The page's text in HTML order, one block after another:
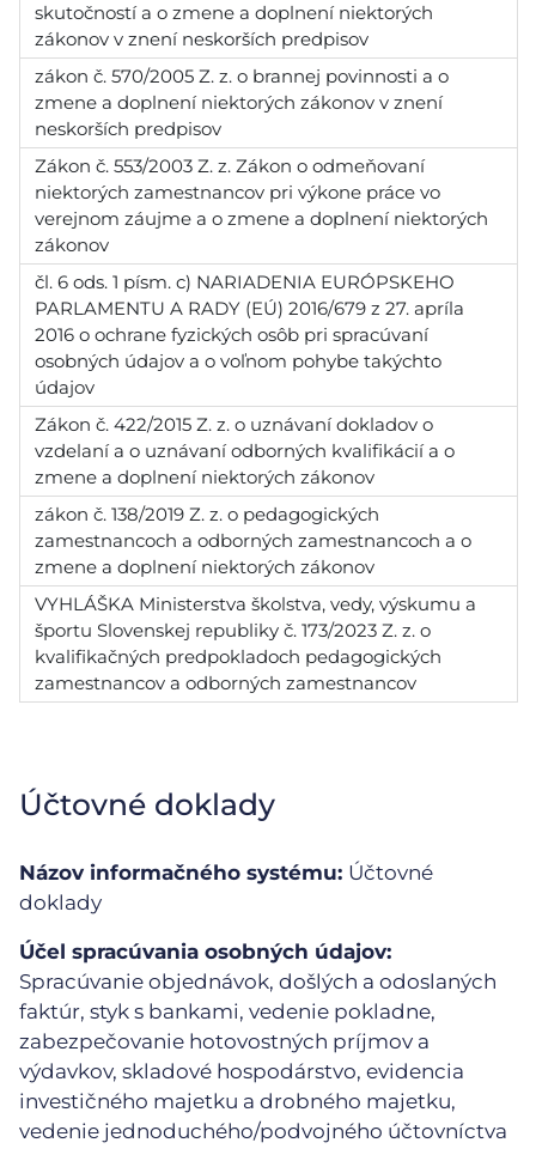
skutočností a o zmene a doplnení niektorých
zákonov v znení neskorších predpisov
zákon č. 570/2005 Z. z. o brannej povinnosti a o
zmene a doplnení niektorých zákonov v znení
neskorších predpisov
Zákon č. 553/2003 Z. z. Zákon o odmeňovaní
niektorých zamestnancov pri výkone práce vo
verejnom záujme a o zmene a doplnení niektorých
zákonov
čl. 6 ods. 1 písm. c) NARIADENIA EURÓPSKEHO
PARLAMENTU A RADY (EÚ) 2016/679 z 27. apríla
2016 o ochrane fyzických osôb pri spracúvaní
osobných údajov a o voľnom pohybe takýchto
údajov
Zákon č. 422/2015 Z. z. o uznávaní dokladov o
vzdelaní a o uznávaní odborných kvalifikácií a o
zmene a doplnení niektorých zákonov
zákon č. 138/2019 Z. z. o pedagogických
zamestnancoch a odborných zamestnancoch a o
zmene a doplnení niektorých zákonov
VYHLÁŠKA Ministerstva školstva, vedy, výskumu a
športu Slovenskej republiky č. 173/2023 Z. z. o
kvalifikačných predpokladoch pedagogických
zamestnancov a odborných zamestnancov
Účtovné doklady
Názov informačného systému: Účtovné
doklady
Účel spracúvania osobných údajov:
Spracúvanie objednávok, došlých a odoslaných
faktúr, styk s bankami, vedenie pokladne,
zabezpečovanie hotovostných príjmov a
výdavkov, skladové hospodárstvo, evidencia
investičného majetku a drobného majetku,
vedenie jednoduchého/podvojného účtovníctva